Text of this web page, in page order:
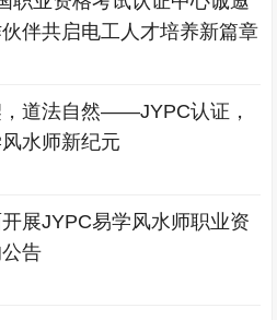
伴共启电工人才培养新篇章
，道法自然——JYPC认证，
水师新纪元
展JYPC易学风水师职业资
告